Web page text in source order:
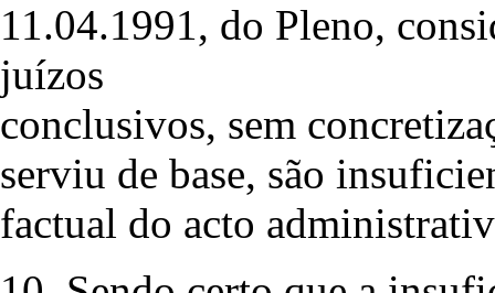
11.04.1991, do Pleno,
juízos
conclusivos, sem
serviu de base, são
factual do acto